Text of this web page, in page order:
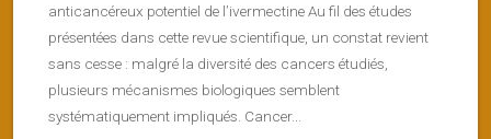
anticancéreux potentiel de l’ivermectine Au fil des études
présentées dans cette revue scientifique, un constat revient
sans cesse : malgré la diversité des cancers étudiés,
plusieurs mécanismes biologiques semblent
systématiquement impliqués. Cancer...